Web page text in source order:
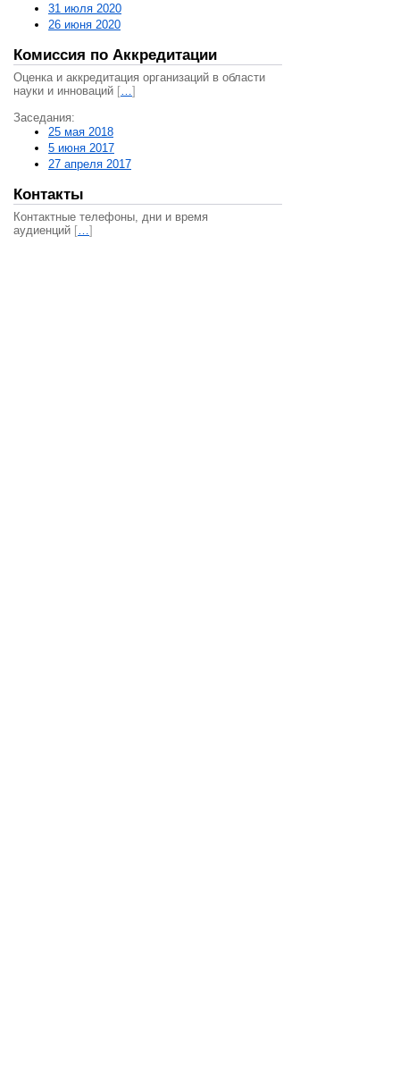
31 июля 2020
26 июня 2020
Комиссия по Аккредитации
Оценка и аккредитация организаций в области
науки и инноваций […]
Заседания:
25 мая 2018
5 июня 2017
27 апреля 2017
Контакты
Контактные телефоны, дни и время
аудиенций […]